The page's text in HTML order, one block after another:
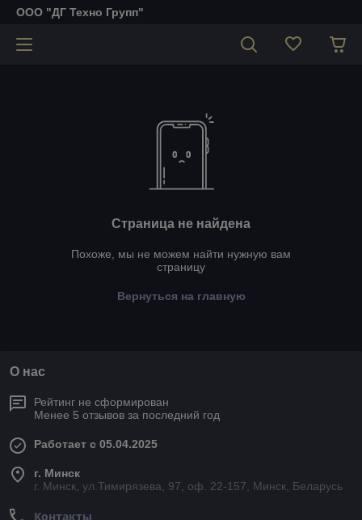
ООО "ДГ Техно Групп"
Страница не найдена
Похоже, мы не можем найти нужную вам
страницу
Вернуться на главную
О нас
Рейтинг не сформирован
Менее 5 отзывов за последний год
Работает с 05.04.2025
г. Минск
г. Минск, ул.Тимирязева, 97, оф. 22-157, Минск, Беларусь
Контакты